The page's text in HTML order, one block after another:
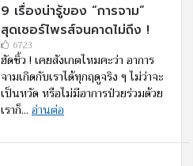
9 เรื่องน่ารู้ของ “การจาม”
สุดเซอร์ไพรส์จนคาดไม่ถึง !
6723
ฮัดชิ้ว ! เคยสังเกตไหมคะว่า อาการ
จามเกิดกับเราได้ทุกฤดูจริง ๆ ไม่ว่าจะ
เป็นหวัด หรือไม่มีอาการป่วยร่วมด้วย
เราก็... อ่านต่อ